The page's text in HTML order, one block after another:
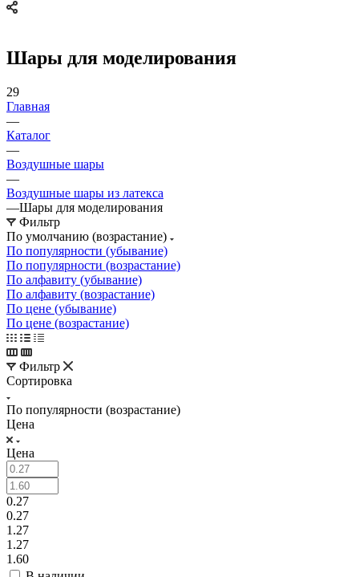
Шары для моделирования
29
Главная
—
Каталог
—
Воздушные шары
—
Воздушные шары из латекса
—Шары для моделирования
Фильтр
По умолчанию (возрастание)
По популярности (убывание)
По популярности (возрастание)
По алфавиту (убывание)
По алфавиту (возрастание)
По цене (убывание)
По цене (возрастание)
Фильтр
Сортировка
По популярности (возрастание)
Цена
Цена
0.27
0.27
1.27
1.27
1.60